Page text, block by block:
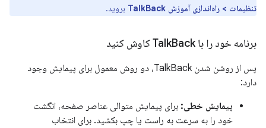
تنظیمات > راه‌اندازی آموزش TalkBack
بروید.
برنامه خود را با Talk Back کاوش کنید
پس از روشن شدن TalkBack، دو روش معمول برای پیمایش وجود
دارد:
پیمایش خطی: برای پیمایش متوالی عناصر صفحه، انگشت
خود را به سرعت به راست یا چپ بکشید. برای انتخاب